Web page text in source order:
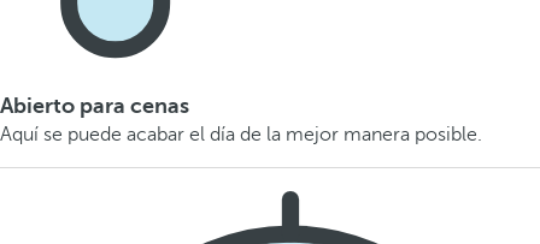
Abierto para cenas
Aquí se puede acabar el día de la mejor manera posible.